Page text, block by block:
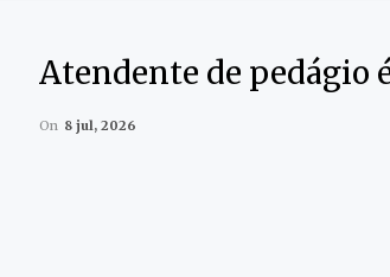
Atendente de pedágio
On 8 jul, 2026